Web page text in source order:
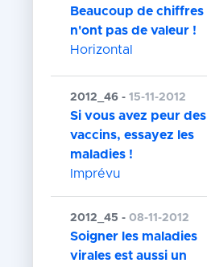
Beaucoup de chiffres
n'ont pas de valeur !
Horizontal
2012_46 -15-11-2012
Si vous avez peur des
vaccins, essayez les
maladies !
Imprévu
2012_45 -08-11-2012
Soigner les maladies
virales est aussi un